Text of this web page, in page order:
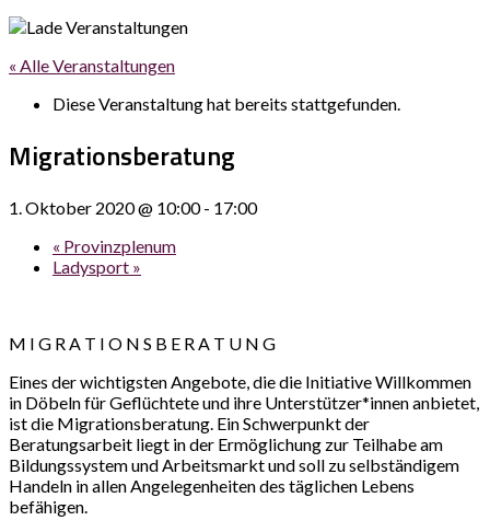
« Alle Veranstaltungen
Diese Veranstaltung hat bereits stattgefunden.
Migrationsberatung
1. Oktober 2020 @ 10:00- 17:00
« Provinzplenum
Ladysport »
M I G R A T I O N S B E R A T U N G
Eines der wichtigsten Angebote, die die Initiative Willkommen
in Döbeln für Geflüchtete und ihre Unterstützer*innen anbietet,
ist die Migrationsberatung. Ein Schwerpunkt der
Beratungsarbeit liegt in der Ermöglichung zur Teilhabe am
Bildungssystem und Arbeitsmarkt und soll zu selbständigem
Handeln in allen Angelegenheiten des täglichen Lebens
befähigen.